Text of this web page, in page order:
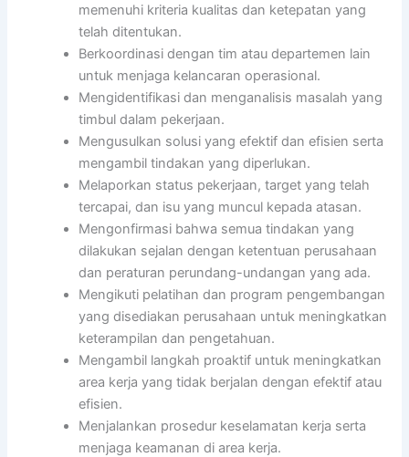
memenuhi kriteria kualitas dan ketepatan yang
telah ditentukan.
Berkoordinasi dengan tim atau departemen lain
untuk menjaga kelancaran operasional.
Mengidentifikasi dan menganalisis masalah yang
timbul dalam pekerjaan.
Mengusulkan solusi yang efektif dan efisien serta
mengambil tindakan yang diperlukan.
Melaporkan status pekerjaan, target yang telah
tercapai, dan isu yang muncul kepada atasan.
Mengonfirmasi bahwa semua tindakan yang
dilakukan sejalan dengan ketentuan perusahaan
dan peraturan perundang-undangan yang ada.
Mengikuti pelatihan dan program pengembangan
yang disediakan perusahaan untuk meningkatkan
keterampilan dan pengetahuan.
Mengambil langkah proaktif untuk meningkatkan
area kerja yang tidak berjalan dengan efektif atau
efisien.
Menjalankan prosedur keselamatan kerja serta
menjaga keamanan di area kerja.